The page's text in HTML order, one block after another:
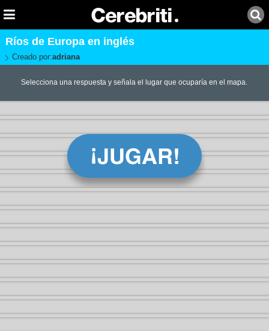
Ríos de Europa en inglés
Creado por:adriana
Selecciona una respuesta y señala el lugar que ocuparía en el mapa.